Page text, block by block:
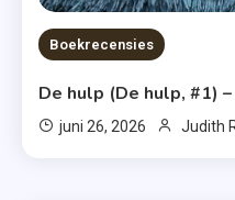
Boekrecensies
De hulp (De hulp, #1)
juni 26, 2026 Judith